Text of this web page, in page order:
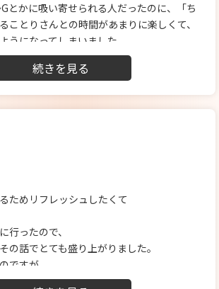
去るのは一瞬でした。
とかに吸い寄せられる人だったのに、「ち
ことりさんとの時間があまりに楽しくて、
うになってしまいました。
文句もありません。
のが初めてということもあり、ことりさん
お待たせしてしまいました。
始まってしまえばもういつものとおり。今
つもとはちょっと違うものになりました
つも以上に気持ち良さそうだったので結果
は私の希望に合わせていただき、感謝で
たオプションが女性に伝わっていないとい
。ただその後に対応していただいたので問
ためリフレッシュしたくて
行ったので、
の話でとても盛り上がりました。
ですが、
あっていちゃいちゃ